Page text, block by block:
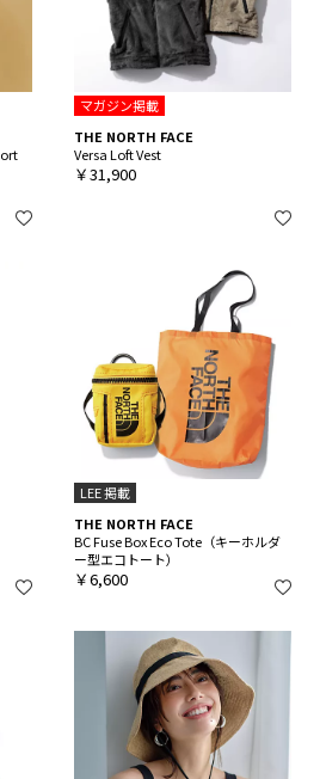
マガジン掲載
THE NORTH FACE
Versa Loft Vest
￥31,900
LEE 掲載
THE NORTH FACE
BC Fuse Box Eco Tote（キーホルダ
ー型エコトート）
￥6,600